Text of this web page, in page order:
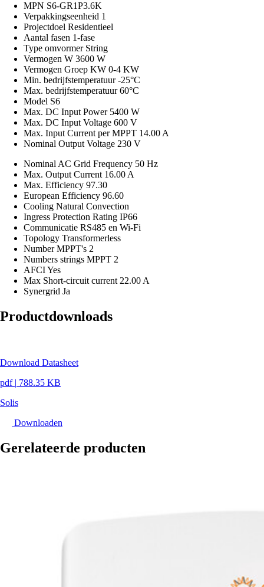
MPN S6-GR1P3.6K
Verpakkingseenheid 1
Projectdoel Residentieel
Aantal fasen 1-fase
Type omvormer String
Vermogen W 3600 W
Vermogen Groep KW 0-4 KW
Min. bedrijfstemperatuur-25°C
Max. bedrijfstemperatuur60°C
Model S6
Max. DC Input Power 5400 W
Max. DC Input Voltage 600 V
Max. Input Current per MPPT 14.00 A
Nominal Output Voltage 230 V
Nominal AC Grid Frequency 50 Hz
Max. Output Current 16.00 A
Max. Efficiency 97.30
European Efficiency 96.60
Cooling Natural Convection
Ingress Protection Rating IP66
Communicatie RS485 en Wi-Fi
Topology Transformerless
Number MPPT's 2
Numbers strings MPPT 2
AFCIYes
Max Short-circuit current 22.00 A
Synergrid Ja
Productdownloads
Download Datasheet
pdf | 788.35 KB
Solis
Downloaden
Gerelateerde producten